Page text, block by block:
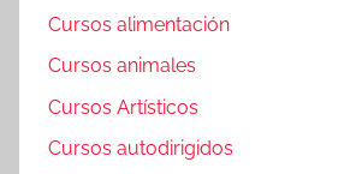
Cursos alimentación
Cursos animales
Cursos Artísticos
Cursos autodirigidos